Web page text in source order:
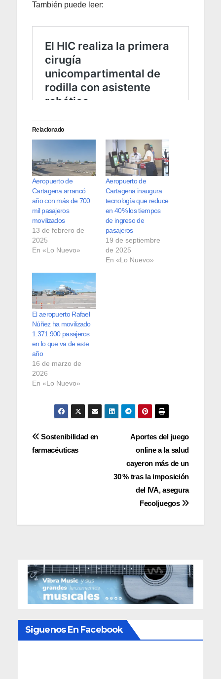
También puede leer:
Relacionado
Aeropuerto de
Cartagena arrancó
año con más de 700
mil pasajeros
movilizados
13 de febrero de
2025
En «Lo Nuevo»
Aeropuerto de
Cartagena inaugura
tecnología que reduce
en 40% los tiempos
de ingreso de
pasajeros
19 de septiembre
de 2025
En «Lo Nuevo»
El aeropuerto Rafael
Núñez ha movilizado
1.371.900 pasajeros
en lo que va de este
año
16 de marzo de
2026
En «Lo Nuevo»
Navegación
Aportes del juego
online a la salud
cayeron más de un
30 % tras la imposición
del IVA, asegura
Fecoljuegos
Sostenibilidad en
farmacéuticas
Siguenos En Facebook